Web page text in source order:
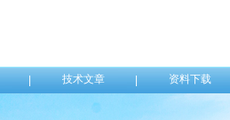
技术文章 资料下载